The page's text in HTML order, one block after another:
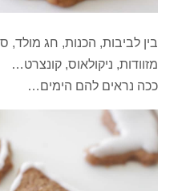
בין לביבות, הכנות, חג מולד,
מזוודות, ניקולאוס, קונצרט…
ככה נראים להם הימים…